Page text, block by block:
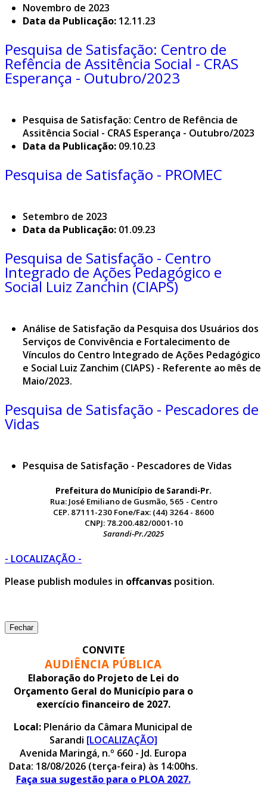
Novembro de 2023
Data da Publicação: 12.11.23
Pesquisa de Satisfação: Centro de
Refência de Assitência Social - CRAS
Esperança - Outubro/2023
Pesquisa de Satisfação: Centro de Refência de
Assitência Social - CRAS Esperança - Outubro/2023
Data da Publicação: 09.10.23
Pesquisa de Satisfação - PROMEC
Setembro de 2023
Data da Publicação: 01.09.23
Pesquisa de Satisfação - Centro
Integrado de Ações Pedagógico e
Social Luiz Zanchin (CIAPS)
Análise de Satisfação da Pesquisa dos Usuários dos
Serviços de Convivência e Fortalecimento de
Vínculos do Centro Integrado de Ações Pedagógico
e Social Luiz Zanchim (CIAPS) - Referente ao mês de
Maio/2023.
Pesquisa de Satisfação - Pescadores de
Vidas
Pesquisa de Satisfação - Pescadores de Vidas
Prefeitura do Município de Sarandi-Pr.
Rua: José Emiliano de Gusmão, 565 - Centro
CEP. 87111-230 Fone/Fax: (44) 3264 - 8600
CNPJ: 78.200.482/0001-10
Sarandi-Pr./2025
- LOCALIZAÇÃO -
Please publish modules in offcanvas position.
Fechar
CONVITE
AUDIÊNCIA PÚBLICA
Elaboração do Projeto de Lei do
Orçamento Geral do Município para o
exercício financeiro de 2027.
Local: Plenário da Câmara Municipal de
Sarandi [LOCALIZAÇÃO]
Avenida Maringá, n.º 660 - Jd. Europa
Data: 18/08/2026 (terça-feira) às 14:00hs.
Faça sua sugestão para o PLOA 2027.